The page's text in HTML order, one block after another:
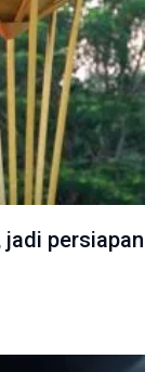
jadi persiapan